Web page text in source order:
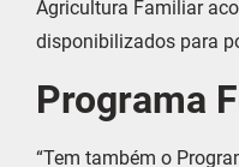
Agricultura Familiar
disponibilizados para
Programa
“Tem também o